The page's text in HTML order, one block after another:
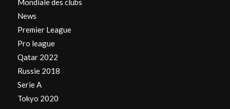
Mondiale des clubs
News
Premier League
Pro league
Qatar 2022
Russie 2018
Serie A
Tokyo 2020